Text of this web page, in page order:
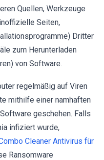
Quellen, Werkzeuge
Seiten,
Dritter
zum Herunterladen
von Software.
regelmäßig auf Viren
mithilfe einer namhaften
geschehen. Falls
infiziert wurde,
Cleaner Antivirus für
Ransomware